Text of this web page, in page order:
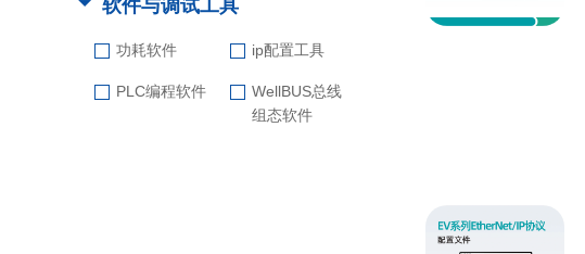
软件与调试工具
功耗软件 ip配置工具
PLC编程软件
WellBUS总线
组态软件